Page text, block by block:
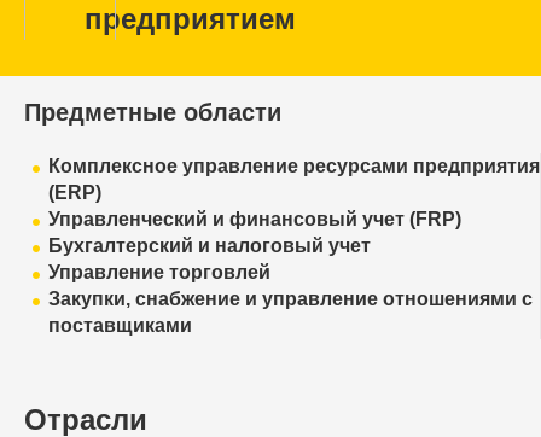
предприятием
Предметные области
Комплексное управление ресурсами предприятия
(ERP)
Управленческий и финансовый учет (FRP)
Бухгалтерский и налоговый учет
Управление торговлей
Закупки, снабжение и управление отношениями с
поставщиками
Отрасли